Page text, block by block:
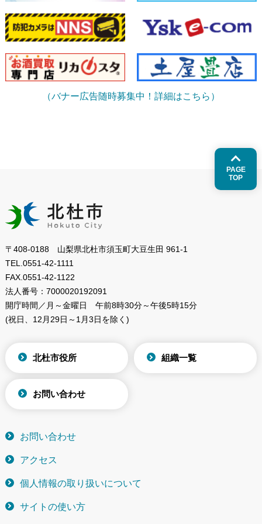
（バナー広告随時募集中！詳細はこちら）
PAGE
TOP
〒408-0188 山梨県北杜市須玉町大豆生田 961-1
TEL. 0551-42-1111
FAX. 0551-42-1122
法人番号： 7000020192091
開庁時間／月～金曜日
午前8時30分～午後5時15分
(祝日、12月29日～1月3日を除く)
北杜市役所 組織一覧
お問い合わせ
お問い合わせ
アクセス
個人情報の取り扱いについて
サイトの使い方